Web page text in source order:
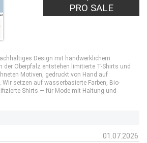
PRO SALE
Design mit handwerklichem
der Oberpfalz entstehen limitierte T-Shirts und
Motiven, gedruckt von Hand auf
Wir setzen auf wasserbasierte Farben, Bio-
Shirts — für Mode mit Haltung und
01.07.2026